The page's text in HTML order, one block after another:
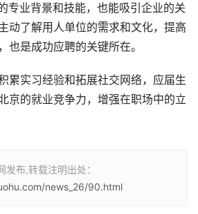
专业背景和技能，也能吸引企业的关
动了解用人单位的需求和文化，提高
也是成功应聘的关键所在。
累实习经验和拓展社交网络，应届生
京的就业竞争力，增强在职场中的立
布,转载注明出处：
news_26/90.html